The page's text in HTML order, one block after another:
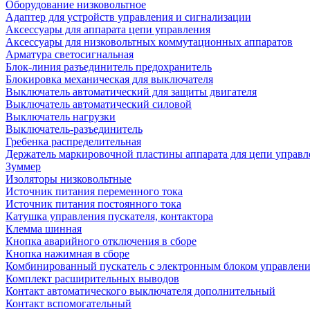
Оборудование низковольтное
Адаптер для устройств управления и сигнализации
Аксессуары для аппарата цепи управления
Аксессуары для низковольтных коммутационных аппаратов
Арматура светосигнальная
Блок-линия разъединитель предохранитель
Блокировка механическая для выключателя
Выключатель автоматический для защиты двигателя
Выключатель автоматический силовой
Выключатель нагрузки
Выключатель-разъединитель
Гребенка распределительная
Держатель маркировочной пластины аппарата для цепи
Зуммер
Изоляторы низковольтные
Источник питания переменного тока
Источник питания постоянного тока
Катушка управления пускателя, контактора
Клемма шинная
Кнопка аварийного отключения в сборе
Кнопка нажимная в сборе
Комбинированный пускатель с электронным блоком
Комплект расширительных выводов
Контакт автоматического выключателя дополнительный
Контакт вспомогательный